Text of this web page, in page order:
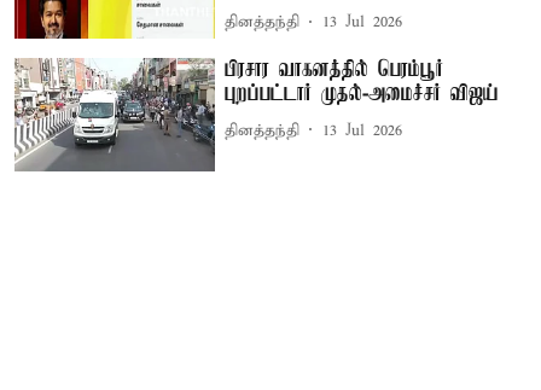
தினத்தந்தி 13 Jul 2026
பிரசார வாகனத்தில் பெரம்பூர்
புறப்பட்டார் முதல்-அமைச்சர் விஜய்
தினத்தந்தி 13 Jul 2026